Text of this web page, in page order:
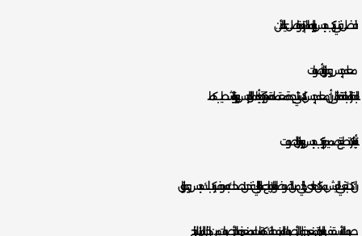
افضل فني تركيب جبس بورد بالدمام لا تتردد واتصل عليه الأن.
معلم جبس وعوازل أصوات
بالفقرة السابقة تحدثنا على أن معلم جبس باكستاني بجدة معتمد له قدرة كبيرة جدا بأعمال الجبس بورد والتشطيب كما
ذكرنا بأنه يستطيع تصميم وتركيب جبس بورد عازل للصوت.
ان كنت تبغي العيش بمكان هادئ خالي من الضوضاء والازعاج عميلنا الغالي فنحن ننصحك به، سوف يركب لك جبس وعوازل
صوت بالأسقف والجدران تمنع دخول الأصوات المزعجة لك كما تساعد بمنع خروج الأصوات من داخل المنزل للخارج.